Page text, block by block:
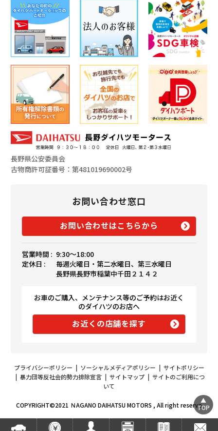
長野県公安委員会
古物商許可証番号：第481019690002号
お問い合わせ窓口
お問い合わせはこちらから
営業時間 : 9:30〜18:00
定休日 :
毎週火曜日・第二水曜日、第三水曜日
長野県長野市稲葉中千田２１４２
お車のご購入、メンテナンス等のご予約はお近く
のダイハツのお店へ
お近くの店舗を探す
プライバシーポリシー ソーシャルメディアポリシー
サイトポリシー
暴力団等反社会的勢力排除宣言| サイトマップ| サイトのご利用につ
いて
COPYRIGHT©2021 ＮAGANO DAIHATSU MOTORS , All right reserveTOP